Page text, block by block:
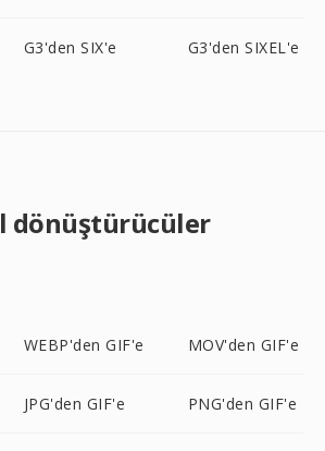
G3'den SIX'e G3'den SIXEL'e
dönüştürücüler
WEBP'den GIF'e MOV'den GIF'e
JPG'den GIF'e PNG'den GIF'e